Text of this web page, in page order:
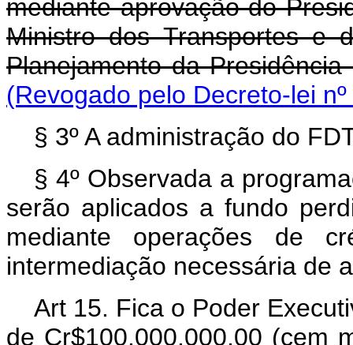
mediante aprovação do
Ministro dos Transportes e
Planejamento da
(Revogado pelo Decreto-lei
§ 3º A administração do
§ 4º Observada a
serão aplicados a fundo
mediante operações de
intermediação necessária de
Art 15. Fica o Poder
de Cr$100.000.000,00 (cem